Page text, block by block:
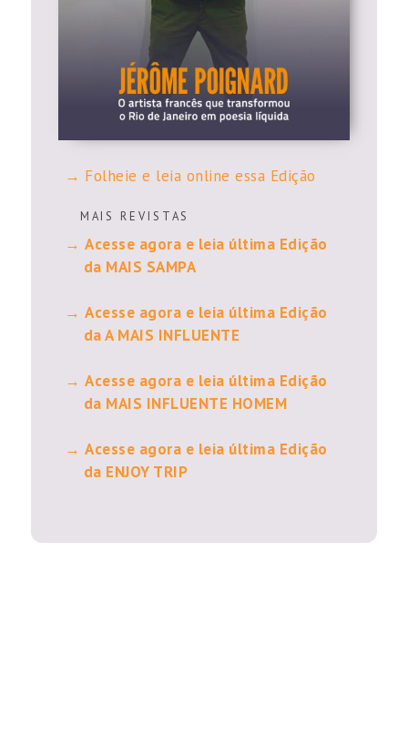
Folheie e leia online essa Edição
M A I S R E V I S T A S
Acesse agora e leia última Edição
da MAIS SAMPA
Acesse agora e leia última Edição
da A MAIS INFLUENTE
Acesse agora e leia última Edição
da MAIS INFLUENTE HOMEM
Acesse agora e leia última Edição
da ENJOY TRIP